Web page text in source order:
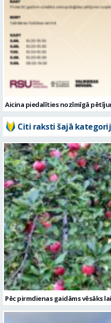
Aicina piedalīties nozīmīgā
Citi raksti šajā
Pēc pirmdienas gaidāms vēsāks